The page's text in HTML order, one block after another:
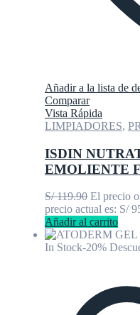
Añadir a la lista de
Comparar
Vista Rápida
LIMPIADORES,
ISDIN
EMOLIENTE
S/119.90 El precio
precio actual es: S/
Añadir al carrito
In Stock-20%